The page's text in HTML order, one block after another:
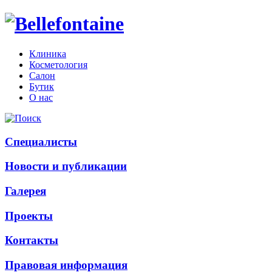
Клиника
Косметология
Салон
Бутик
О нас
Специалисты
Новости и публикации
Галерея
Проекты
Контакты
Правовая информация